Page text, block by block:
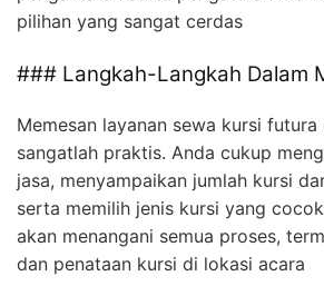
pilihan yang sangat cerdas
### Langkah-Langkah Dalam
Memesan layanan sewa kursi
sangatlah praktis. Anda cukup
jasa, menyampaikan jumlah kursi
serta memilih jenis kursi yang
akan menangani semua proses,
dan penataan kursi di lokasi acara